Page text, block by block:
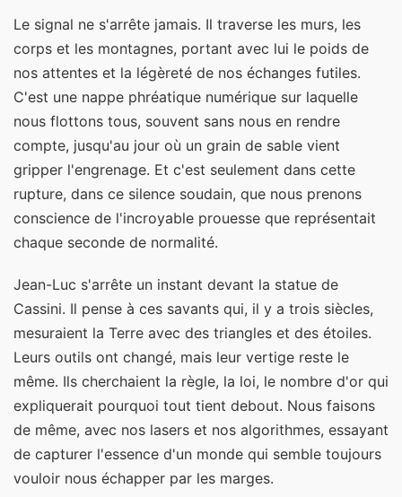
Le signal ne s'arrête jamais. Il traverse les murs, les
corps et les montagnes, portant avec lui le poids de
nos attentes et la légèreté de nos échanges futiles.
C'est une nappe phréatique numérique sur laquelle
nous flottons tous, souvent sans nous en rendre
compte, jusqu'au jour où un grain de sable vient
gripper l'engrenage. Et c'est seulement dans cette
rupture, dans ce silence soudain, que nous prenons
conscience de l'incroyable prouesse que représentait
chaque seconde de normalité.
Jean-Luc s'arrête un instant devant la statue de
Cassini. Il pense à ces savants qui, il y a trois siècles,
mesuraient la Terre avec des triangles et des étoiles.
Leurs outils ont changé, mais leur vertige reste le
même. Ils cherchaient la règle, la loi, le nombre d'or qui
expliquerait pourquoi tout tient debout. Nous faisons
de même, avec nos lasers et nos algorithmes, essayant
de capturer l'essence d'un monde qui semble toujours
vouloir nous échapper par les marges.